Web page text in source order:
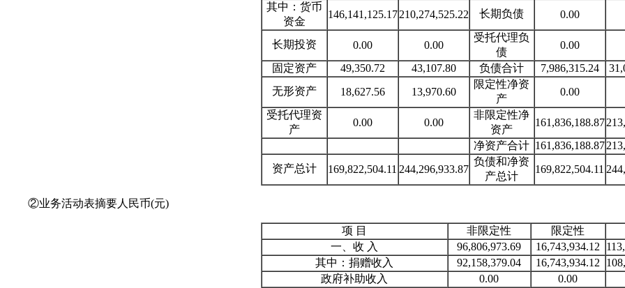
其中：货币
资金
146,141,125.17 210,274,525.22 长期负债 0.00
长期投资 0.00 0.00
受托代理负
债
0.00
固定资产
49,350.72 43,107.80 负债合计 7,986,315.24
无形资产
18,627.56 13,970.60
限定性净资
产
0.00
受托代理资
产
0.00 0.00
非限定性净
资产
161,836,188.87
净资产合计 161,836,188.87
资产总计
169,822,504.11 244,296,933.87
负债和净资
产总计
169,822,504.11
②业务活动表摘要人民币(元)
项 目 非限定性
限定性
一、收 入
96,806,973.69 16,743,934.12
其中：捐赠收入
92,158,379.04 16,743,934.12
政府补助收入
0.00
0.00